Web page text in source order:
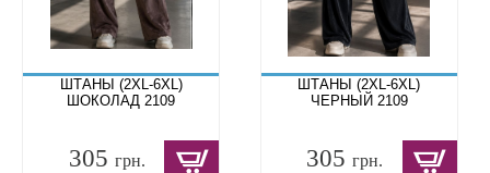
ШТАНЫ (2XL-6XL)
ШОКОЛАД 2109
305 грн.
ШТАНЫ (2XL-6XL)
ЧЕРНЫЙ 2109
305грн.